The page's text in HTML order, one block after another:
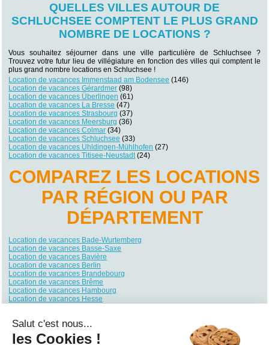
QUELLES VILLES AUTOUR DE
SCHLUCHSEE COMPTENT LE PLUS GRAND
NOMBRE DE LOCATIONS ?
Vous souhaitez séjourner dans une ville particulière de Schluchsee ?
Trouvez votre futur lieu de villégiature en fonction des villes qui comptent le
plus grand nombre locations en Schluchsee !
Location de vacances Immenstaad am Bodensee (146)
Location de vacances Gérardmer (98)
Location de vacances Überlingen (61)
Location de vacances La Bresse (47)
Location de vacances Strasbourg (37)
Location de vacances Meersburg (36)
Location de vacances Colmar (34)
Location de vacances Schluchsee (33)
Location de vacances Uhldingen-Mühlhofen (27)
Location de vacances Titisee-Neustadt(24)
COMPAREZ LES LOCATIONS
PAR RÉGION OU PAR
DÉPARTEMENT
Location de vacances Bade-Wurtemberg
Location de vacances Basse-Saxe
Location de vacances Bavière
Location de vacances Berlin
Location de vacances Brandebourg
Location de vacances Brême
Location de vacances Hambourg
Location de vacances Hesse
Location de vacances Rhénanie-Palatinat
Location de vacances Sarre
Location de vacances Saxe
Salut c'est nous...
les Cookies !